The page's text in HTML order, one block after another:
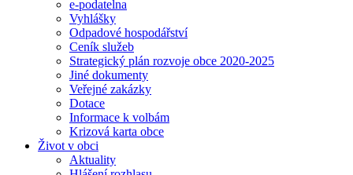
e-podatelna
Vyhlášky
Odpadové hospodářství
Ceník služeb
Strategický plán rozvoje obce 2020-2025
Jiné dokumenty
Veřejné zakázky
Dotace
Informace k volbám
Krizová karta obce
Život v obci
Aktuality